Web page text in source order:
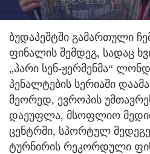
ბუდაპეშტში გამართული
ფინალის შემდეგ, სადაც
„პარი სენ-ჟერმენმა“
პენალტების სერიაში
მეორედ, ევროპის
დაეუფლა, მსოფლიო
ცენტრში, სპორტულ
ტურნირის რეკორდული